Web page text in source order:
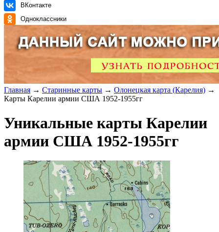
ВКонтакте
Одноклассники
Главная → Старинные карты → Олонецкая карта (Карелия) →
Карты Карелии армии США 1952-1955гг
Уникальные карты Карелии
армии США 1952-1955гг